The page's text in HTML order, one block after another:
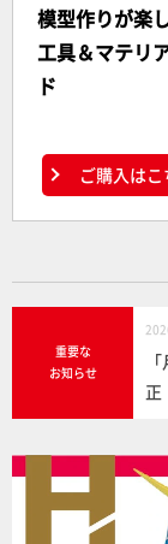
模型作りが楽
工具＆マテリ
ド
ご購入はこ
重要な
お知らせ
正